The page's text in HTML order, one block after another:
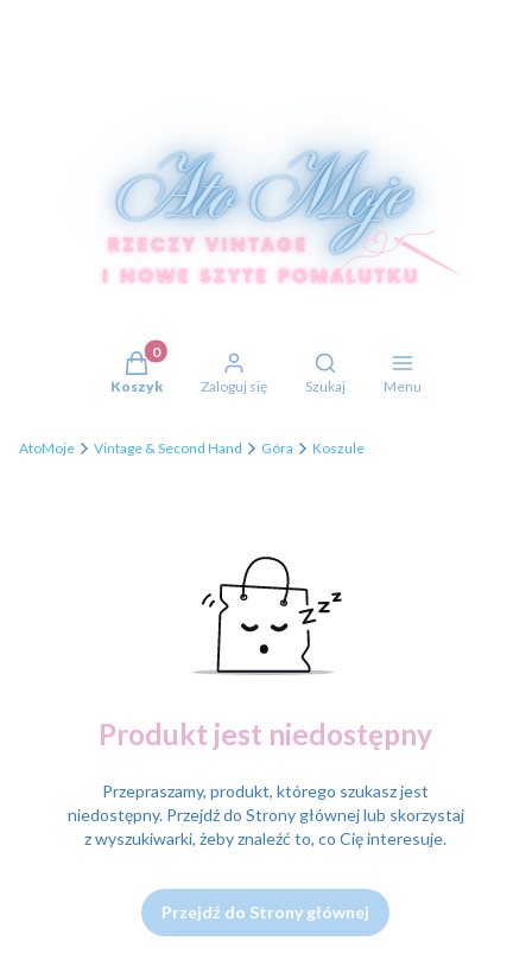
Produkty w koszyku: 0. Zobacz szczegóły
Koszyk Zaloguj się
Otwórz wyszukiwarkę
Szukaj Menu
AtoMoje Vintage & Second Hand Góra Koszule
Produkt jest niedostępny
Przepraszamy, produkt, którego szukasz jest
niedostępny. Przejdź do Strony głównej lub skorzystaj
z wyszukiwarki, żeby znaleźć to, co Cię interesuje.
Przejdź do Strony głównej